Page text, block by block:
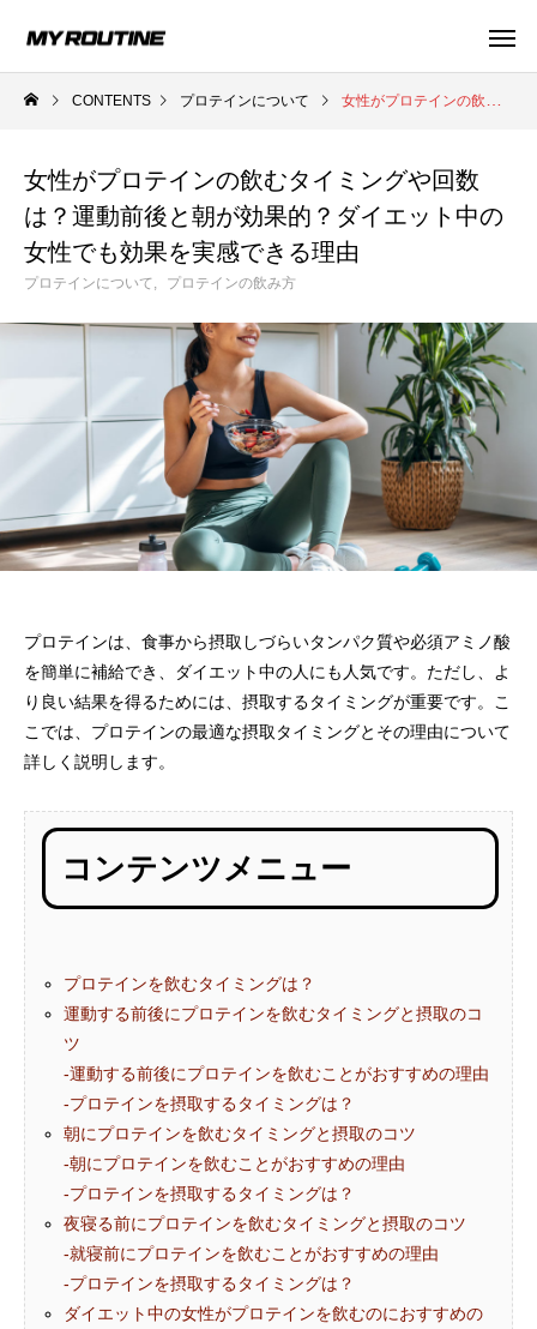
プロテインについて プロテインの飲み方 健康知
【管理栄養士監修】人工甘味料が気になる
女性が増えている理由｜プロテイン選びが
変わってきている？
女性向けプロテイ
しい効果的な飲み
のメリットも解説
増量期のカタボリック対策｜原因と防ぐ方
法を徹底解説
プロテインがまず
紹介
女性向けプロテインの効果とは？女性に嬉
しい効果的な飲み方とダイエットや美容へ
のメリットも解説
2024.09.13
プロテインとビタ
由｜筋トレ効果を
2024.07.03
CONTENTS プロテインについて 女性がプロテインの飲むタイミングや回数は？運動前後と朝が効果的？ダイエット中の女性でも効果を実感できる理由
女性がプロテインの飲むタイミングや回数
は？運動前後と朝が効果的？ダイエット中の
女性でも効果を実感できる理由
プロテインについて プロテインの飲み方
プロテインは、食事から摂取しづらいタンパク質や必須アミノ酸
を簡単に補給でき、ダイエット中の人にも人気です。ただし、よ
り良い結果を得るためには、摂取するタイミングが重要です。こ
こでは、プロテインの最適な摂取タイミングとその理由について
詳しく説明します。
コンテンツメニュー
プロテインを飲むタイミングは？
運動する前後にプロテインを飲むタイミングと摂取のコ
ツ
-運動する前後にプロテインを飲むことがおすすめの理由
-プロテインを摂取するタイミングは？
朝にプロテインを飲むタイミングと摂取のコツ
-朝にプロテインを飲むことがおすすめの理由
-プロテインを摂取するタイミングは？
夜寝る前にプロテインを飲むタイミングと摂取のコツ
-就寝前にプロテインを飲むことがおすすめの理由
-プロテインを摂取するタイミングは？
ダイエット中の女性がプロテインを飲むのにおすすめの